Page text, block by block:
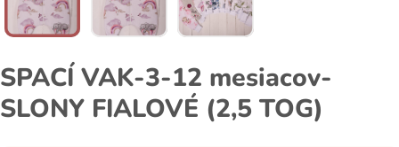
SPACÍ VAK-3-12 mesiacov-
SLONY FIALOVÉ (2,5 TOG)